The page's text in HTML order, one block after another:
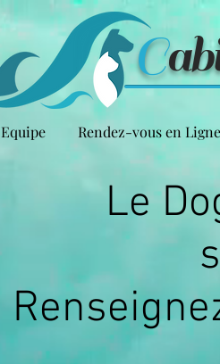
Equipe Rendez-vous en Ligne
C
Le